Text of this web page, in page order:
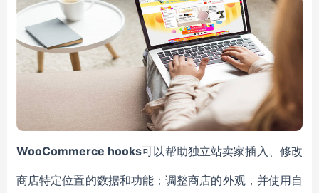
WooCommerce hooks可以帮助独立站卖家插入、修改
商店特定位置的数据和功能；调整商店的外观，并使用自